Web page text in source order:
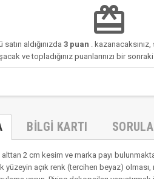
redeem
satın aldığınızda3 puan .
ve topladığınız puanlarınızı bir
BILGI KARTI
2 cm kesim ve marka payı
açık renk (tercihen beyaz)